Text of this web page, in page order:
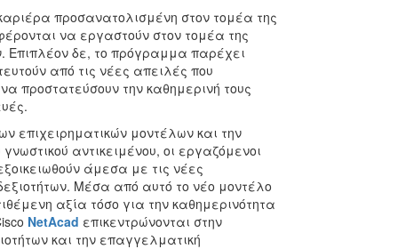
προσανατολισμένη στον τομέα της
να εργαστούν στον τομέα της
Επιπλέον δε, το πρόγραμμα παρέχει
από τις νέες απειλές που
προστατεύσουν την καθημερινή τους
επιχειρηματικών μοντέλων και την
αντικειμένου, οι εργαζόμενοι
άμεσα με τις νέες
Μέσα από αυτό το νέο μοντέλο
αξία τόσο για την καθημερινότητα
NetAcad επικεντρώνονται στην
και την επαγγελματική